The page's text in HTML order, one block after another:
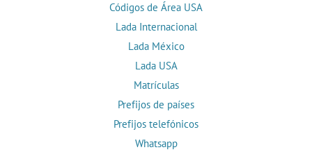
Códigos de Área USA
Lada Internacional
Lada México
Lada USA
Matrículas
Prefijos de países
Prefijos telefónicos
Whatsapp